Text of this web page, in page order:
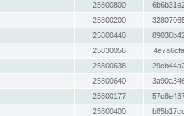
25800800
25800200
25800440
25830056
25800638
25800640
25800177
25800400